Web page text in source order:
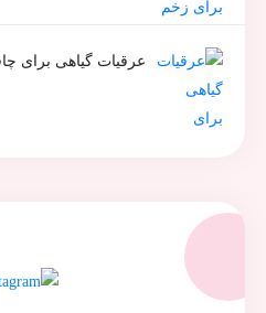
عرقیات گیاهی برای